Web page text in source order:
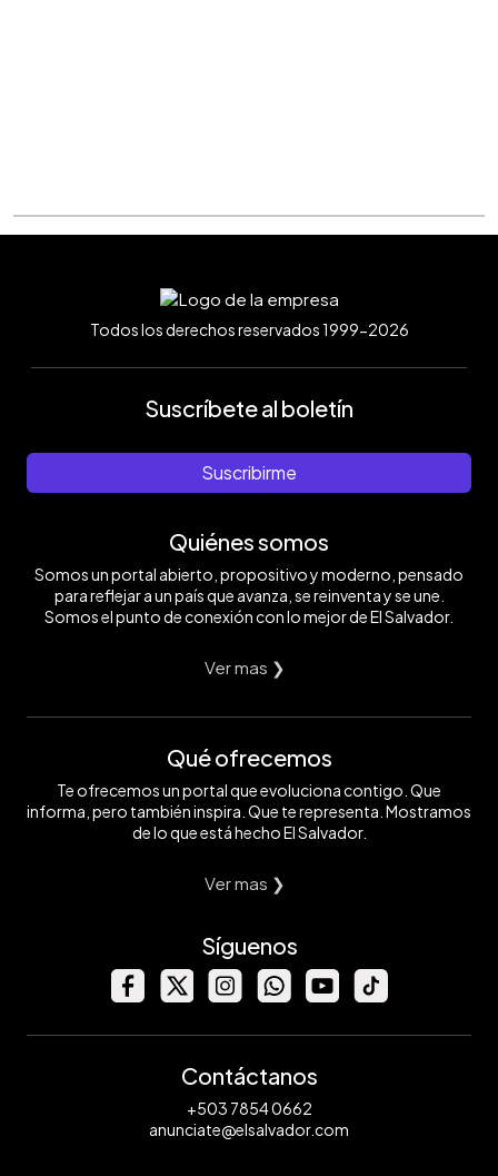
Todos los derechos reservados 1999-2026
Suscríbete al boletín
Suscribirme
Quiénes somos
Somos un portal abierto, propositivo y moderno, pensado
para reflejar a un país que avanza, se reinventa y se une.
Somos el punto de conexión con lo mejor de El Salvador.
Ver mas ❯
Qué ofrecemos
Te ofrecemos un portal que evoluciona contigo. Que
informa, pero también inspira. Que te representa. Mostramos
de lo que está hecho El Salvador.
Ver mas ❯
Síguenos
Contáctanos
+503 7854 0662
anunciate@elsalvador.com